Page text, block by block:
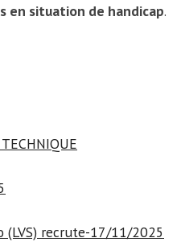
en situation de handicap.
(LVS) recrute-17/11/2025